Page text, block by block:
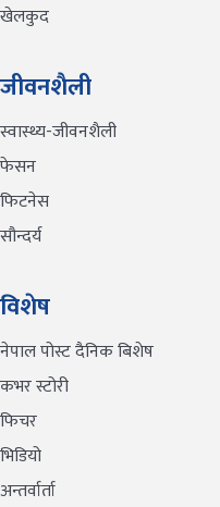
खेलकुद
जीवनशैली
स्वास्थ्य-जीवनशैली
फेसन
फिटनेस
सौन्दर्य
विशेष
नेपाल पोस्ट दैनिक बिशेष
कभर स्टोरी
फिचर
भिडियो
अन्तर्वार्ता